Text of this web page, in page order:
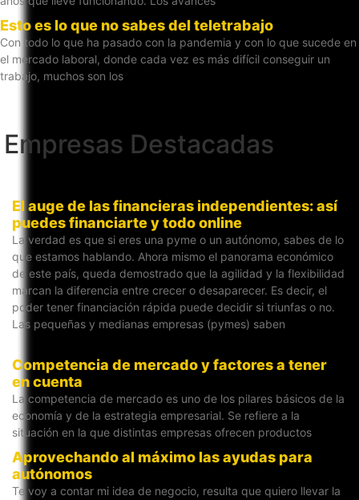
Esto es lo que no sabes del teletrabajo
Con todo lo que ha pasado con la pandemia y con lo que sucede en
el mercado laboral, donde cada vez es más difícil conseguir un
trabajo, muchos son los
Empresas Destacadas
El auge de las financieras independientes: así
puedes financiarte y todo online
La verdad es que si eres una pyme o un autónomo, sabes de lo
que estamos hablando. Ahora mismo el panorama económico
de este país, queda demostrado que la agilidad y la flexibilidad
marcan la diferencia entre crecer o desaparecer. Es decir, el
poder tener financiación rápida puede decidir si triunfas o no.
Las pequeñas y medianas empresas (pymes) saben
Competencia de mercado y factores a tener
en cuenta
La competencia de mercado es uno de los pilares básicos de la
economía y de la estrategia empresarial. Se refiere a la
situación en la que distintas empresas ofrecen productos
Aprovechando al máximo las ayudas para
autónomos
Te voy a contar mi idea de negocio, resulta que quiero llevar la